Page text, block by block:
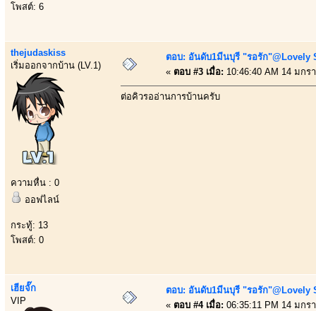
โพสต์: 6
thejudaskiss
เริ่มออกจากบ้าน (LV.1)
ความหื่น : 0
ออฟไลน์
กระทู้: 13
โพสต์: 0
ตอบ: อันดับ1มีนบุรี "รอรัก"@Lovely
« ตอบ #3 เมื่อ: 10:46:40 AM 14 มกร
ต่อคิวรออ่านการบ้านครับ
เฮียจั๊ก
VIP
ตอบ: อันดับ1มีนบุรี "รอรัก"@Lovely
« ตอบ #4 เมื่อ: 06:35:11 PM 14 มกร